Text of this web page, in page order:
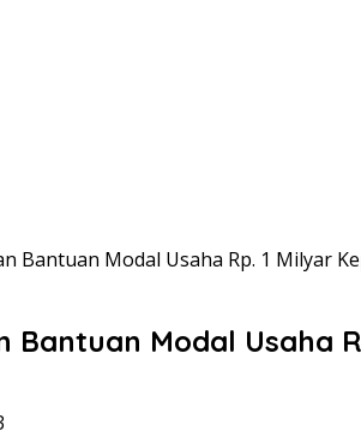
Bantuan Modal Usaha Rp. 1 Milyar
Modal Usaha